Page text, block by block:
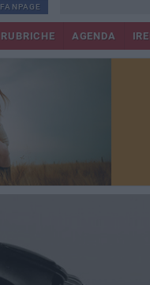
FANPAGE
RUBRICHE AGENDA